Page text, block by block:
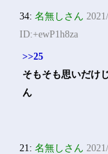
34:名無しさん
ID:+ewP1h8za
>>25
そもそも思いだけ
ん
21:名無しさん